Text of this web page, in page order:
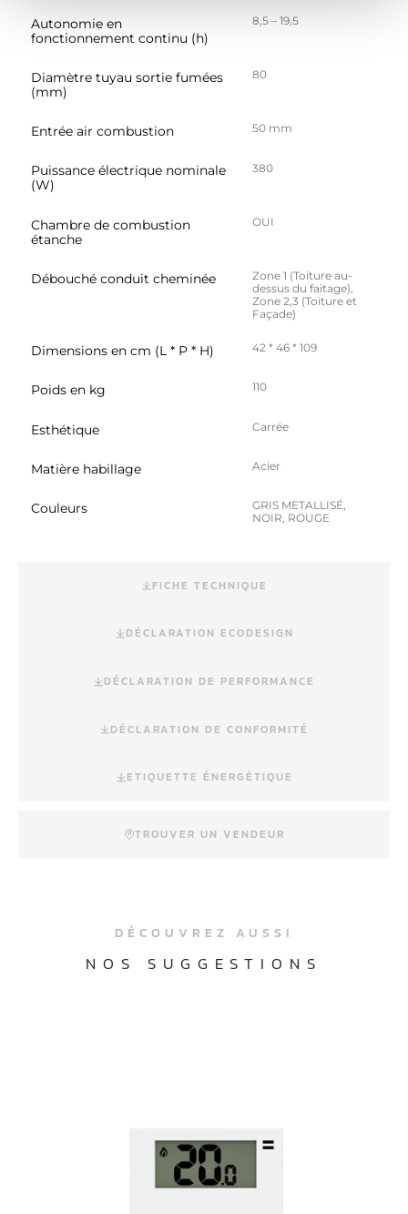
partageons également des informations sur l'utilisation de
publicité et d'analyse, qui peuvent combiner celles-ci
avec d'autres informations que vous leur avez fournies
services.
Autonomie en
fonctionnement continu (h)
8,5 – 19,5
Diamètre tuyau sortie fumées
(mm)
80
Entrée air combustion 50 mm
Puissance électrique nominale
(W)
380
Chambre de combustion
étanche
OUI
Débouché conduit cheminée
Zone 1 (Toiture au-
dessus du faitage),
Zone 2,3 (Toiture et
Façade)
Dimensions en cm (L * P * H) 42 * 46 * 109
Poids en kg 110
Esthétique Carrée
Matière habillage Acier
Couleurs
GRIS METALLISÉ,
NOIR, ROUGE
FICHE TECHNIQUE
DÉCLARATION ECODESIGN
DÉCLARATION DE PERFORMANCE
DÉCLARATION DE CONFORMITÉ
ETIQUETTE ÉNERGÉTIQUE
TROUVER UN VENDEUR
DÉCOUVREZ AUSSI
NOS SUGGESTIONS